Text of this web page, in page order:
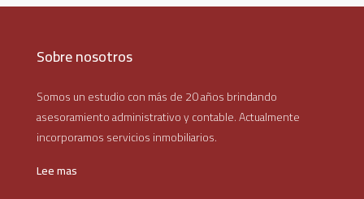
Sobre nosotros
Somos un estudio con más de 20 años brindando
asesoramiento administrativo y contable. Actualmente
incorporamos servicios inmobiliarios.
Lee mas